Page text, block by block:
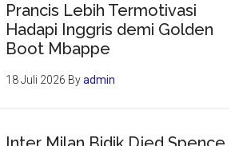
Dunia
2026
Prancis Lebih Termotivasi
Hadapi Inggris demi Golden
Boot Mbappe
18 Juli 2026 Byadmin